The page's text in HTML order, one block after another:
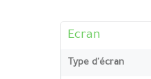
Ecran
Type d'écran